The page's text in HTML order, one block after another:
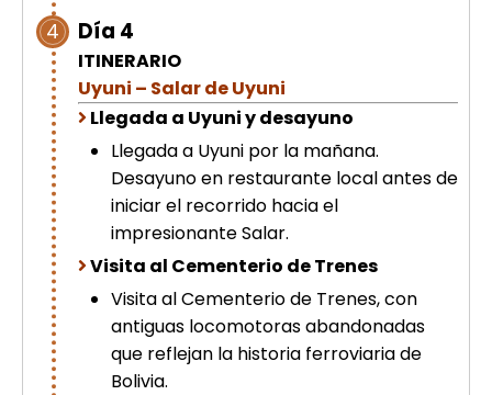
4 Día 4
ITINERARIO
Uyuni – Salar de Uyuni
Llegada a Uyuni y desayuno
Llegada a Uyuni por la mañana.
Desayuno en restaurante local antes de
iniciar el recorrido hacia el
impresionante Salar.
Visita al Cementerio de Trenes
Visita al Cementerio de Trenes, con
antiguas locomotoras abandonadas
que reflejan la historia ferroviaria de
Bolivia.